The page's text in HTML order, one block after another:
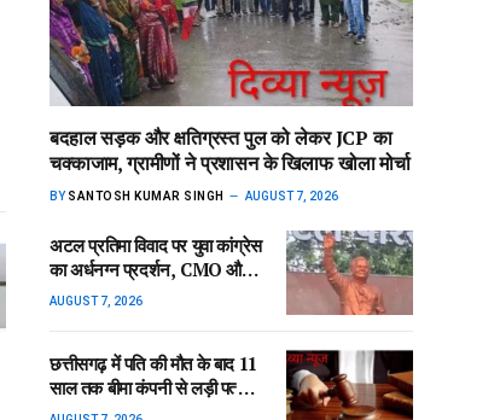
बदहाल सड़क और क्षतिग्रस्त पुल को लेकर JCP का
चक्काजाम, ग्रामीणों ने प्रशासन के खिलाफ खोला मोर्चा
BY SANTOSH KUMAR SINGH AUGUST 7, 2026
अटल प्रतिमा विवाद पर युवा कांग्रेस
का अर्धनग्न प्रदर्शन, CMO और
ठेकेदार पर कार्रवाई की मांग
AUGUST 7, 2026
छत्तीसगढ़ में पति की मौत के बाद 11
साल तक बीमा कंपनी से लड़ी पत्नी,
अब NCDRC ने सुनाया फैसला,